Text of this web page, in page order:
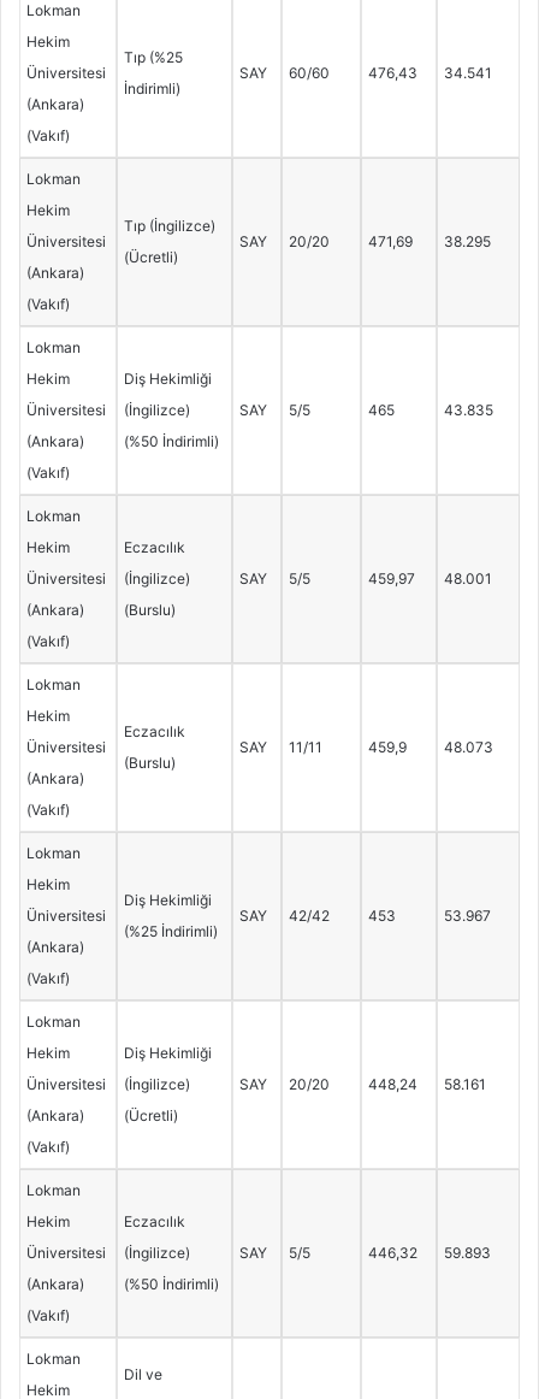
Lokman
Hekim
Üniversitesi
(Ankara)
(Vakıf)
Tıp (%25
İndirimli)
SAY 60/60 476,43 34.541
Lokman
Hekim
Üniversitesi
(Ankara)
(Vakıf)
Tıp (İngilizce)
(Ücretli)
SAY 20/20 471,69 38.295
Lokman
Hekim
Üniversitesi
(Ankara)
(Vakıf)
Diş Hekimliği
(İngilizce)
(%50 İndirimli)
SAY 5/5 465 43.835
Lokman
Hekim
Üniversitesi
(Ankara)
(Vakıf)
Eczacılık
(İngilizce)
(Burslu)
SAY 5/5 459,97 48.001
Lokman
Hekim
Üniversitesi
(Ankara)
(Vakıf)
Eczacılık
(Burslu)
SAY 11/11 459,9 48.073
Lokman
Hekim
Üniversitesi
(Ankara)
(Vakıf)
Diş Hekimliği
(%25 İndirimli)
SAY 42/42 453 53.967
Lokman
Hekim
Üniversitesi
(Ankara)
(Vakıf)
Diş Hekimliği
(İngilizce)
(Ücretli)
SAY 20/20 448,24 58.161
Lokman
Hekim
Üniversitesi
(Ankara)
(Vakıf)
Eczacılık
(İngilizce)
(%50 İndirimli)
SAY 5/5 446,32 59.893
Lokman
Hekim
Dil ve